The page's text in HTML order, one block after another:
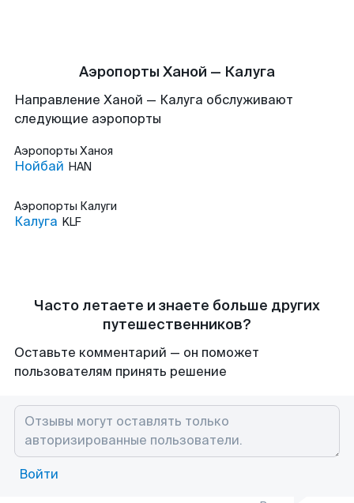
Аэропорты Ханой — Калуга
Направление Ханой — Калуга обслуживают
следующие аэропорты
Аэропорты Ханоя
Нойбай HAN
Аэропорты Калуги
Калуга KLF
Часто летаете и знаете больше других
путешественников?
Оставьте комментарий — он поможет
пользователям принять решение
Войти